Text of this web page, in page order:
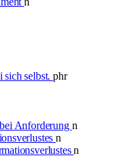
sich selbst.phr
Anforderung n
n
n